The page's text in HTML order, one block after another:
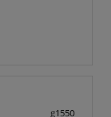
g1550